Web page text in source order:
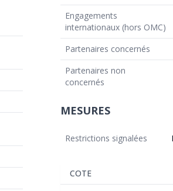
Engagements
internationaux (hors OMC)
Partenaires concernés
Partenaires non
concernés
MESURES
Restrictions signalées
COTE